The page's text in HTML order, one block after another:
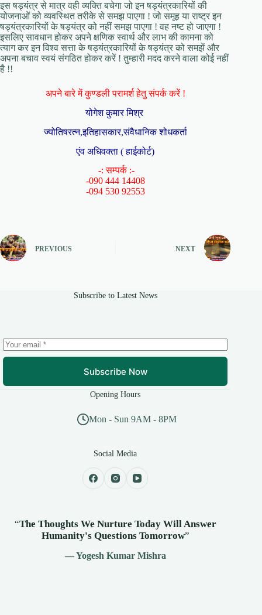
इस षड्यंत्र से मात्र वही व्यक्ति बचेगा जो इन षड्यंत्रकारियों की
योजनाओं को व्यवस्थित तरीके से समझ पाएगा ! जो समूह या राष्ट्र इन
षड्यंत्रकारियों के षड्यंत्र को नहीं समझ पाएगा ! वह नष्ट हो जाएगा !
इसलिए सावधान होकर अपने क्षणिक स्वार्थ और लाभ की कामना को
त्याग कर इन विश्व सत्ता के षड्यंत्रकारियों के षड्यंत्र को समझें और
अपना बचाव स्वयं संगठित होकर करें ! तुम्हारी मदद करने वाला कोई नहीं
है !!
अपने बारे में कुण्डली परामर्श हेतु संपर्क करें !
योगेश कुमार मिश्र
ज्योतिषरत्न,इतिहासकार,संवैधानिक शोधकर्ता
एंव अधिवक्ता ( हाईकोर्ट)
-: सम्पर्क :-
-090 444 14408
-094 530 92553
PREVIOUS NEXT
Subscribe to Latest News
Subscribe Now
Opening Hours
Mon - Sun 9AM - 8PM
Social Media
“The Thoughts We Nurture Today Will Answer
Humanity's Questions Tomorrow”
— Yogesh Kumar Mishra